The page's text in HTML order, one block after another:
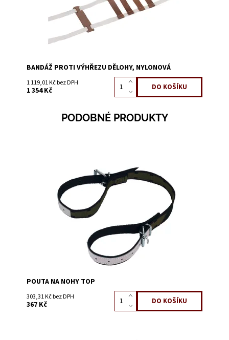
BANDÁŽ PROTI VÝHŘEZU DĚLOHY, NYLONOVÁ
1 119,01 Kč bez DPH
1 354 Kč
PODOBNÉ PRODUKTY
Na dotaz
3200B
POUTA NA NOHY TOP
303,31 Kč bez DPH
367 Kč